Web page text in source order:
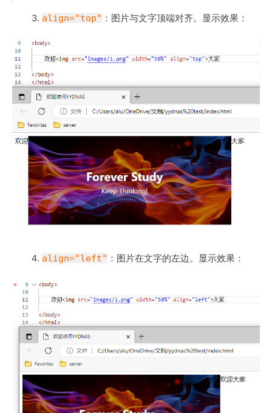
align="top" ：图片与文字顶端对齐。显示效果：
align="left" ：图片在文字的左边。显示效果：